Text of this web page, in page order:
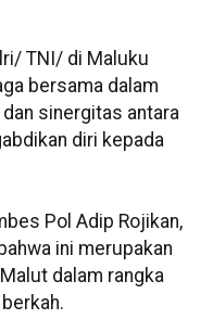
TNI/ di Maluku
bersama dalam
sinergitas antara
diri kepada
Pol Adip Rojikan,
ini merupakan
dalam rangka